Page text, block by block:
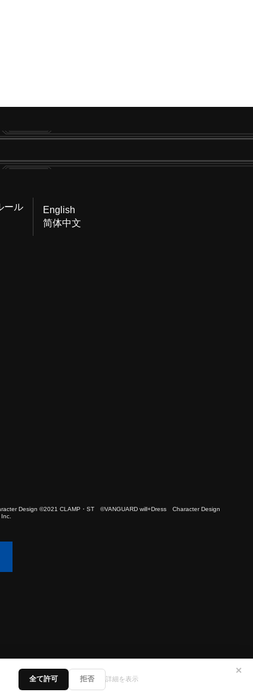
全て許可 拒否 詳細を表示
✕
ール
English
简体中文
Design ©2021 CLAMP・ST ©VANGUARD will+Dress Character Design